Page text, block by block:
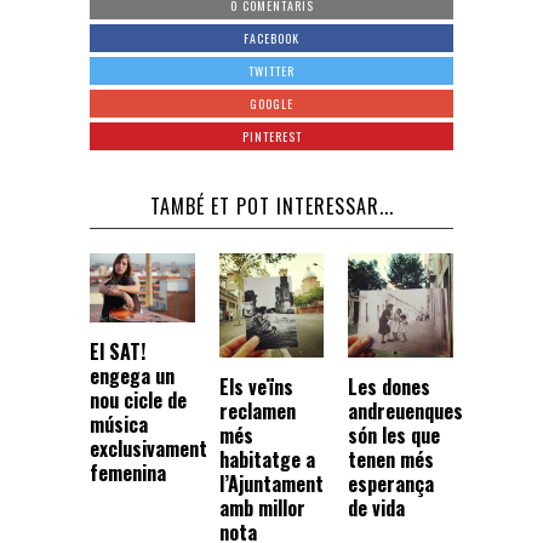
0 COMENTARIS
FACEBOOK
TWITTER
GOOGLE
PINTEREST
TAMBÉ ET POT INTERESSAR...
El SAT!
engega un
nou cicle de
música
exclusivament
femenina
Els veïns
reclamen
més
habitatge a
l’Ajuntament
amb millor
nota
Les dones
andreuenques
són les que
tenen més
esperança
de vida